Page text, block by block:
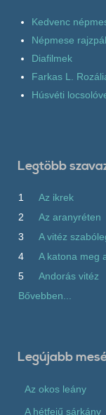
Kedvenc
Népmese
Diafilmek
Farkas L.
Húsvéti
Legtöbb
1
Az ikrek
2
Az aranyréten
3
A vitéz
4
A katona meg
5
Andorás vitéz
Bővebben...
Legújabb
Az okos leány
A hétfejű sárkány